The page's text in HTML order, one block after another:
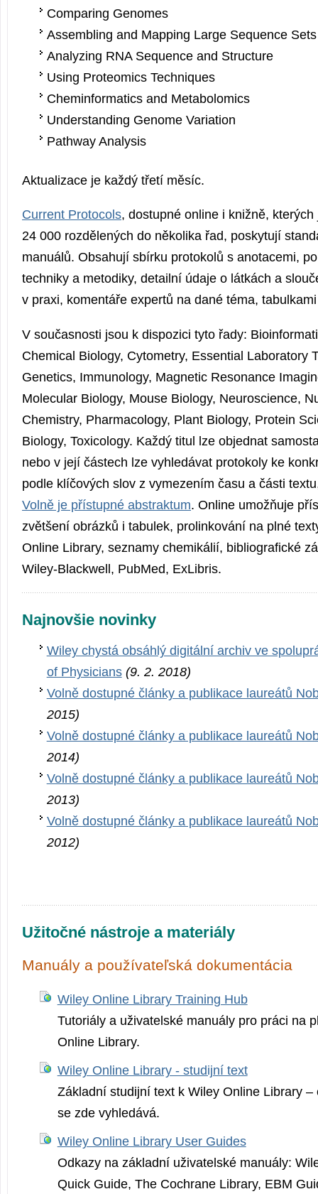
Comparing Genomes
Assembling and Mapping Large Sequence Sets
Analyzing RNA Sequence and Structure
Using Proteomics Techniques
Cheminformatics and Metabolomics
Understanding Genome Variation
Pathway Analysis
Aktualizace je každý třetí měsíc.
Current Protocols, dostupné online i knižně, kterých
24 000 rozdělených do několika řad, poskytují
manuálů. Obsahují sbírku protokolů s anotacemi,
techniky a metodiky, detailní údaje o látkách a
v praxi, komentáře expertů na dané téma,
V současnosti jsou k dispozici tyto řady:
Chemical Biology, Cytometry, Essential Laboratory
Genetics, Immunology, Magnetic Resonance
Molecular Biology, Mouse Biology, Neuroscience,
Chemistry, Pharmacology, Plant Biology, Protein
Biology, Toxicology. Každý titul lze objednat
nebo v její částech lze vyhledávat protokoly ke
podle klíčových slov z vymezením času a části
Volně je přístupné abstraktum. Online umožňuje
zvětšení obrázků i tabulek, prolinkování na plné
Online Library, seznamy chemikálií, bibliografické
Wiley-Blackwell, PubMed, ExLibris.
Najnovšie novinky
Wiley chystá obsáhlý digitální archiv ve
of Physicians (9. 2. 2018)
Volně dostupné články a publikace laureátů
2015)
Volně dostupné články a publikace laureátů
2014)
Volně dostupné články a publikace laureátů
2013)
Volně dostupné články a publikace laureátů
2012)
Užitočné nástroje a materiály
Manuály a používateľská dokumentácia
Wiley Online Library Training Hub
Tutoriály a uživatelské manuály pro práci na
Online Library.
Wiley Online Library - studijní text
Základní studijní text k Wiley Online Library –
se zde vyhledává.
Wiley Online Library User Guides
Odkazy na základní uživatelské manuály:
Quick Guide, The Cochrane Library, EBM